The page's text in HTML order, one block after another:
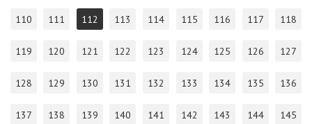
110 111 112 113 114 115 116 117 118
119 120 121 122 123 124 125 126 127
128 129 130 131 132 133 134 135 136
137 138 139 140 141 142 143 144 145